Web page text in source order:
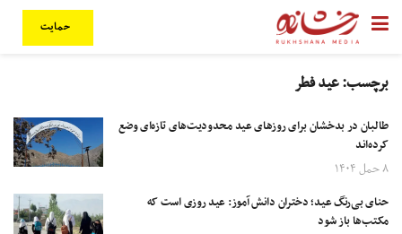
حمایت
برچسب:عید فطر
طالبان در بدخشان برای روزهای عید محدودیت‌های تازه‌ای وضع
کرده‌اند
۸ حمل ۱۴۰۴
حنای بی‌رنگ عید؛ دختران دانش آموز: عید روزی است که
مکتب‌ها باز شود